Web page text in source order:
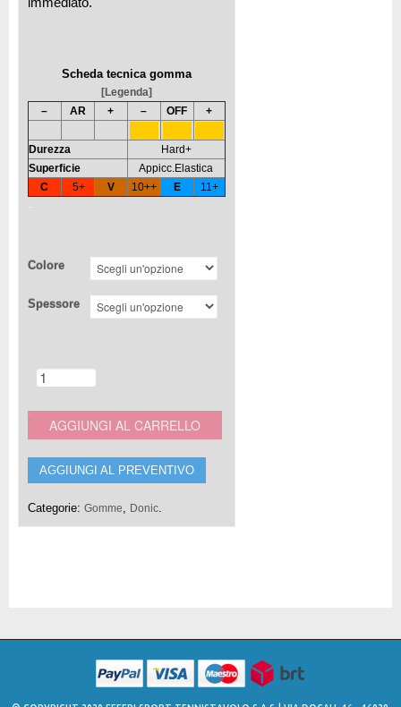
Scheda tecnica gomma
[Legenda]
–
AR + – OFF +
Durezza
Hard+
Superficie
Appicc.Elastica
C
5+ V 10++ E 11+
Colore
Spessore
AGGIUNGI AL CARRELLO
AGGIUNGI AL PREVENTIVO
Categorie: Gomme Donic